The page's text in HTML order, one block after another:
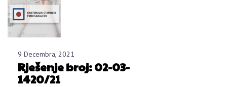
9 Decembra, 2021
Rješenje broj: 02-03-
1420/21